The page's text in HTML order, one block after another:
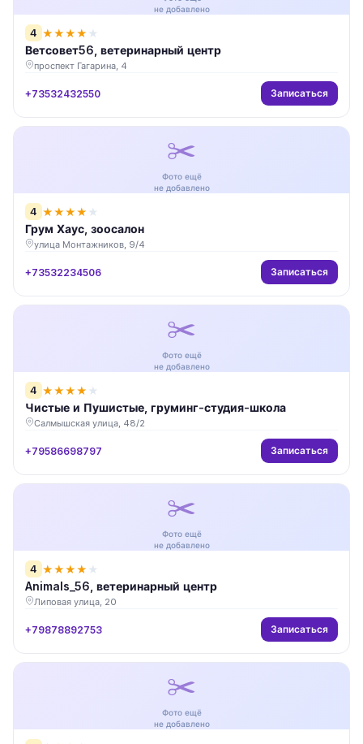
не добавлено
4 ★★★★ ★
Ветсовет56, ветеринарный центр
проспект Гагарина, 4
+73532432550 Записаться
✂️
Фото ещё
не добавлено
4 ★★★★ ★
Грум Хаус, зоосалон
улица Монтажников, 9/4
+73532234506 Записаться
✂️
Фото ещё
не добавлено
4 ★★★★ ★
Чистые и Пушистые, груминг-студия-школа
Салмышская улица, 48/2
+79586698797 Записаться
✂️
Фото ещё
не добавлено
4 ★★★★ ★
Animals_56, ветеринарный центр
Липовая улица, 20
+79878892753 Записаться
✂️
Фото ещё
не добавлено